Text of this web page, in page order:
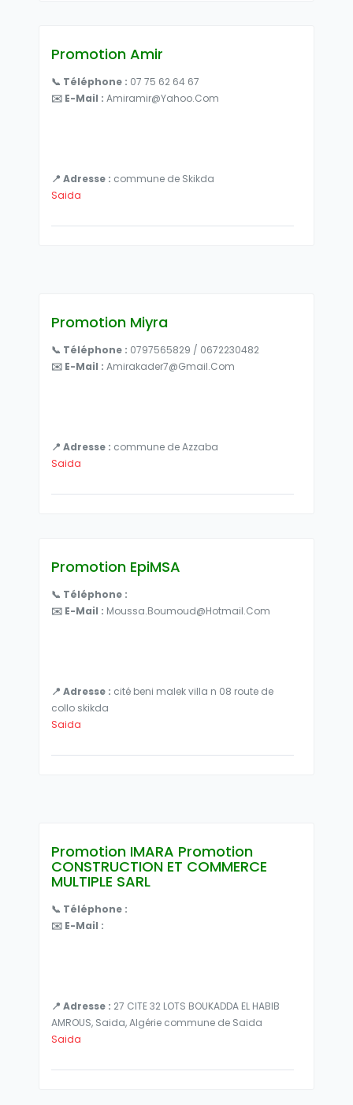
Promotion Amir
📞 Téléphone : 07 75 62 64 67
✉️ E-Mail : Amiramir@yahoo.com
📍 Adresse : commune de Skikda
Saida
Promotion Miyra
📞 Téléphone : 0797565829 / 0672230482
✉️ E-Mail : Amirakader7@gmail.com
📍 Adresse : commune de Azzaba
Saida
Promotion EpiMSA
📞 Téléphone :
✉️ E-Mail : Moussa.boumoud@hotmail.com
📍 Adresse : cité beni malek villa n 08 route de
collo skikda
Saida
Promotion IMARA Promotion
CONSTRUCTION ET COMMERCE
MULTIPLE SARL
📞 Téléphone :
✉️ E-Mail :
📍 Adresse : 27 CITE 32 LOTS BOUKADDA EL HABIB
AMROUS, Saida, Algérie commune de Saida
Saida